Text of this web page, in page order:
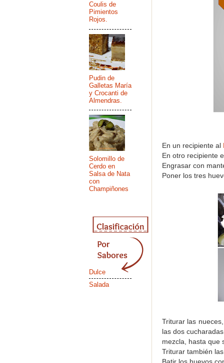
En un recipiente al
En otro recipiente
Engrasar con
Poner los tres
Triturar las
las dos
mezcla, hasta que
Triturar también
Coulis de
Pimientos
Rojos.
Pudin de
Galletas María
y Crocanti de
Almendras.
Solomillo de
Cerdo en
Salsa de Nata
con
Champiñones
Dulce
Salada